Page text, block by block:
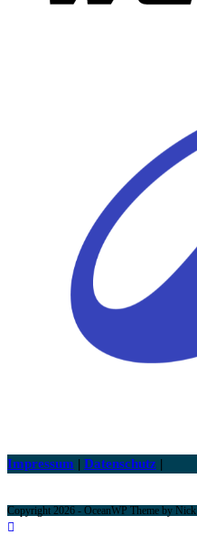
Impressum | Datenschutz |
Copyright 2026 - OceanWP Theme by Nick